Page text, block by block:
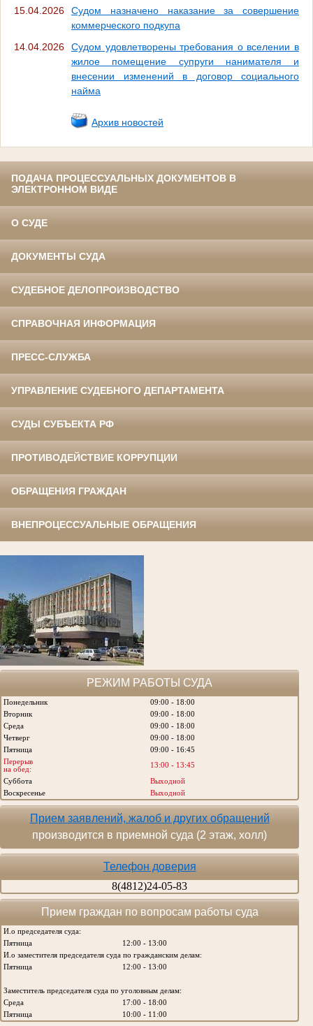
15.04.2026
Судом назначено наказание за совершение
коммерческого подкупа
14.04.2026
Судом удовлетворены требования о вселении в
жилое помещение супруги нанимателя и
внесении изменений в договор социального
найма
Архив новостей
ПОДАЧА ПРОЦЕССУАЛЬНЫХ ДОКУМЕНТОВ В
ЭЛЕКТРОННОМ ВИДЕ
О СУДЕ
ДОКУМЕНТЫ СУДА
СУДЕБНОЕ ДЕЛОПРОИЗВОДСТВО
СПРАВОЧНАЯ ИНФОРМАЦИЯ
ПРЕСС-СЛУЖБА
УПРАВЛЕНИЕ СУДЕБНОГО ДЕПАРТАМЕНТА
СУДЫ СУБЪЕКТА РФ
ПРОТИВОДЕЙСТВИЕ КОРРУПЦИИ
ОБРАЩЕНИЯ ГРАЖДАН
ВНЕПРОЦЕССУАЛЬНЫЕ ОБРАЩЕНИЯ
РЕЖИМ РАБОТЫ СУДА
Понедельник
09:00 - 18:00
Вторник
09:00 - 18:00
Среда
09:00 - 18:00
Четверг
09:00 - 18:00
Пятница
09:00 - 16:45
Перерыв
на обед:
13:00 - 13:45
Суббота
Выходной
Воскресенье
Выходной
Прием заявлений, жалоб и других обращений
производится в приемной суда (2 этаж, холл)
Телефон доверия
8(4812)24-05-83
Прием граждан по вопросам работы суда
И.о председателя суда:
Пятница
12:00 - 13:00
И.о заместителя председателя суда по гражданским делам:
Пятница
12:00 - 13:00
Заместитель председателя суда по уголовным делам:
Среда
17:00 - 18:00
Пятница
10:00 - 11:00